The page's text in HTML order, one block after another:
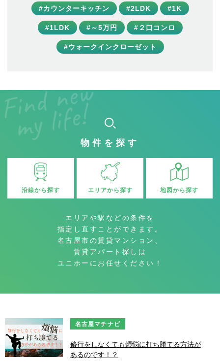
#カウンターキッチン #2LDK #1K
#1LDK #～5万円 #２口コンロ
#ウォークインクローゼット
物件を探す
沿線から探す エリアから探す 地図から探す
エリアや駅などの条件を
指定し直すことができます。
名古屋市の賃貸マンション、
賃貸アパート探しは
ユニホーにお任せください！
名古屋マチナビ
修行をしなくても煩悩に打ち勝てる方法が
あるのです！？